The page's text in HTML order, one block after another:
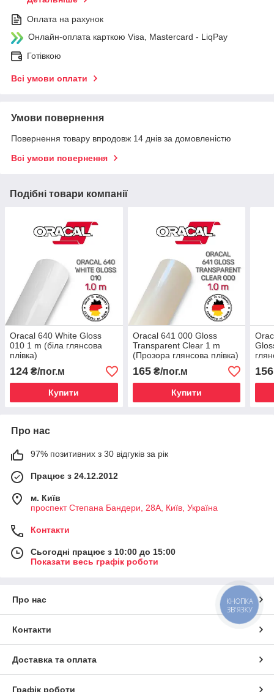
Оплата на рахунок
Онлайн-оплата карткою Visa, Mastercard - LiqPay
Готівкою
Всі умови оплати
Умови повернення
Повернення товару впродовж 14 днів за домовленістю
Всі умови повернення
Подібні товари компанії
Oracal 640 White Gloss
010 1 m (біла глянсова
плівка)
124 ₴/пог.м
Купити
Oracal 641 000 Gloss
Transparent Clear 1 m
(Прозора глянсова плівка)
165₴/пог.м
Купити
156
Про нас
97% позитивних з 30 відгуків за рік
Працює з 24.12.2012
м. Київ
проспект Степана Бандери, 28А, Київ, Україна
Контакти
Сьогодні працює з 10:00 до 15:00
Показати весь графік роботи
Про нас
Контакти
Доставка та оплата
Графік роботи
КНОПКА
ЗВ'ЯЗКУ